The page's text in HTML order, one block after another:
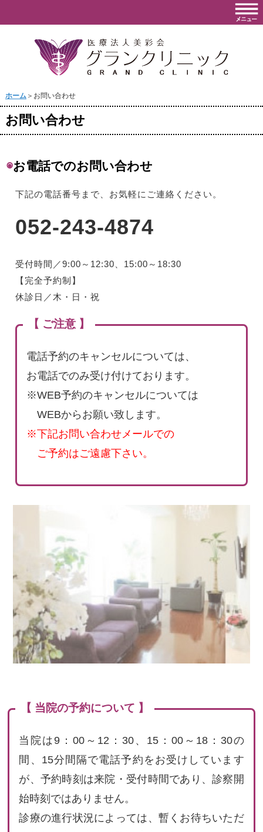
ホーム＞お問い合わせ
お問い合わせ
◉お電話でのお問い合わせ
下記の電話番号まで、お気軽にご連絡ください。
052-243-4874
受付時間／9:00～12:30、15:00～18:30
【完全予約制】
休診日／木・日・祝
【 ご注意 】
電話予約のキャンセルについては、
お電話でのみ受け付けております。
※WEB予約のキャンセルについては
WEBからお願い致します。
※下記お問い合わせメールでの
ご予約はご遠慮下さい。
【 当院の予約について 】
当院は9：00～12：30、15：00～18：30の
間、15分間隔で電話予約をお受けしています
が、予約時刻は来院・受付時間であり、診察開
始時刻ではありません。
診療の進行状況によっては、暫くお待ちいただ